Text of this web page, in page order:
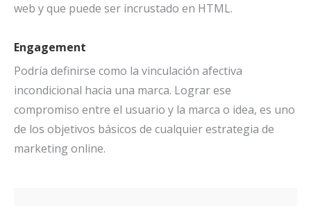
web y que puede ser incrustado en HTML.
Engagement
Podría definirse como la vinculación afectiva
incondicional hacia una marca. Lograr ese
compromiso entre el usuario y la marca o idea, es uno
de los objetivos básicos de cualquier estrategia de
marketing online.